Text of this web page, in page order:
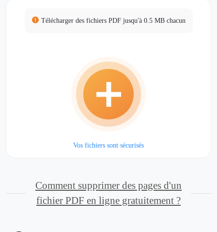
Télécharger des fichiers PDF jusqu'à 0.5 MB chacun
Vos fichiers sont sécurisés
Comment supprimer des pages d'un
fichier PDF en ligne gratuitement ?